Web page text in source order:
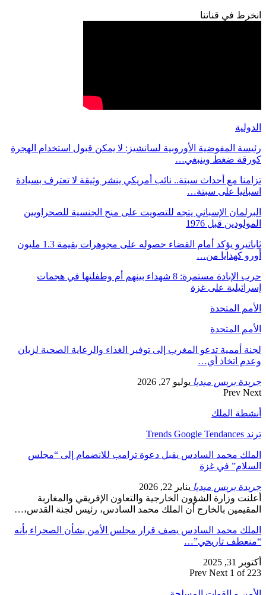
انخرط في قناتنا
الدولية
رئيسة المفوضية الأوروبية لسانشيز: لا يمكن قبول استخدام الهجرة
كورقة ضغط وينبغي…
تزامنا مع أحداث سبتة.. نائب أمريكي ينشر وثيقة لا تعترف بسيادة
اسبانيا على سبتة…
البرلمان الإسباني يتجه للتصويت على منح الجنسية للصحراويين
المولودين قبل 1976
ثاباتيرو يؤكد أمام القضاء حصوله على مجوهرات بقيمة 1.3 مليون
أورو كهدايا من…
حرب الإبادة مستمرة: 8 شهداء بينهم أم وطفلتها في هجمات
إسرائيلية على غزة
الأمم المتحدة
الأمم المتحدة
لجنة أممية تدعو المغرب إلى توفير الغذاء والرعاية الصحية لزيان
وعدم اتخاذ أي…
جريدة بريس ميديا يوليو 27, 2026
Prev Next
أنشطة الملك
ترند Trends Google Tendances
الملك محمد السادس يقبل دعوة ترامب للانضمام إلى “مجلس
السلام” في غزة
جريدة بريس ميديا يناير 22, 2026
أعلنت وزارة الشؤون الخارجية والتعاون الإفريقي والمغاربة
المقيمين بالخارج أن الملك محمد السادس، رئيس لجنة القدس،…
الملك محمد السادس يصف قرار مجلس الأمن بشأن الصحراء بأنه
“منعطف تاريخي”…
أكتوبر 31, 2025
Prev Next 1 of 223